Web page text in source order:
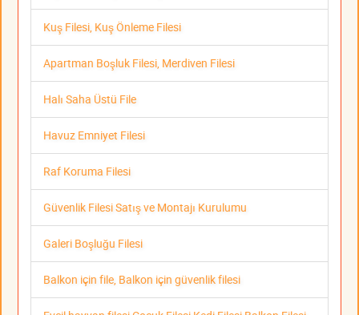
Kuş Filesi, Kuş Önleme Filesi
Apartman Boşluk Filesi, Merdiven Filesi
Halı Saha Üstü File
Havuz Emniyet Filesi
Raf Koruma Filesi
Güvenlik Filesi Satış ve Montajı Kurulumu
Galeri Boşluğu Filesi
Balkon için file, Balkon için güvenlik filesi